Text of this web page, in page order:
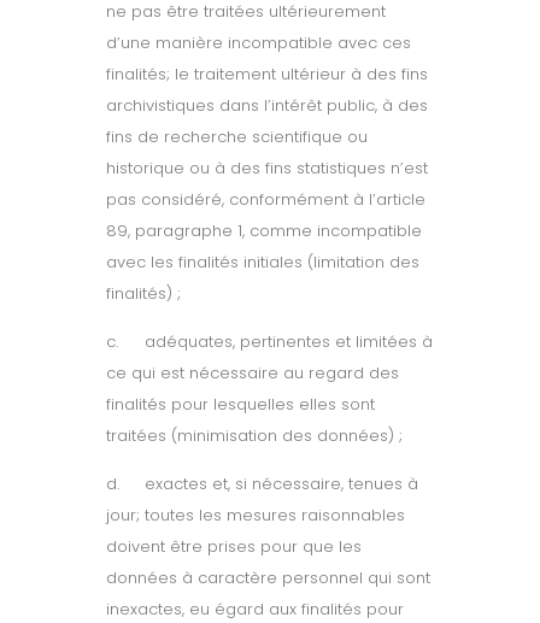
ne pas être traitées ultérieurement
d’une manière incompatible avec ces
finalités; le traitement ultérieur à des fins
archivistiques dans l’intérêt public, à des
fins de recherche scientifique ou
historique ou à des fins statistiques n’est
pas considéré, conformément à l’article
89, paragraphe 1, comme incompatible
avec les finalités initiales (limitation des
finalités) ;
c.
adéquates, pertinentes et limitées à
ce qui est nécessaire au regard des
finalités pour lesquelles elles sont
traitées (minimisation des données) ;
d.
exactes et, si nécessaire, tenues à
jour; toutes les mesures raisonnables
doivent être prises pour que les
données à caractère personnel qui sont
inexactes, eu égard aux finalités pour